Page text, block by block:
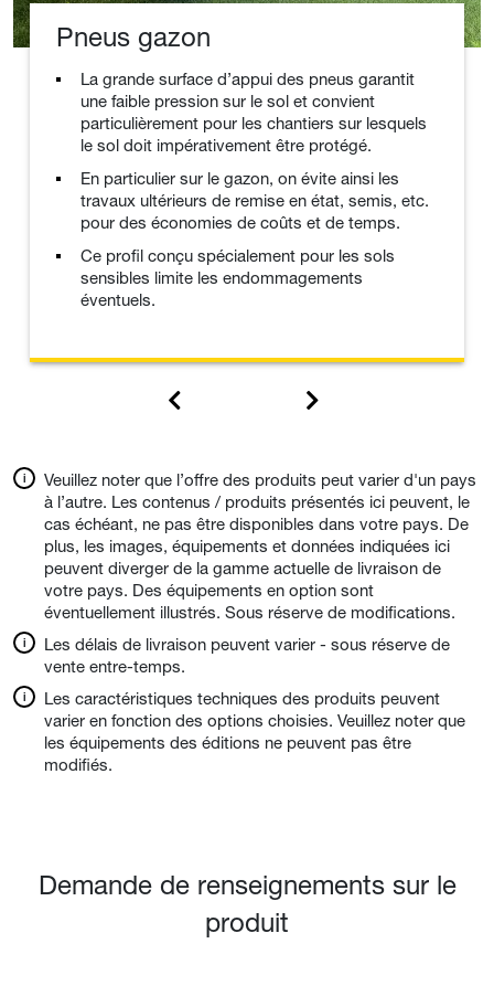
Pneus gazon
La grande surface d’appui des pneus garantit
une faible pression sur le sol et convient
particulièrement pour les chantiers sur lesquels
le sol doit impérativement être protégé.
En particulier sur le gazon, on évite ainsi les
travaux ultérieurs de remise en état, semis, etc.
pour des économies de coûts et de temps.
Ce profil conçu spécialement pour les sols
sensibles limite les endommagements
éventuels.
Veuillez noter que l’offre des produits peut varier d'un pays
à l’autre. Les contenus / produits présentés ici peuvent, le
cas échéant, ne pas être disponibles dans votre pays. De
plus, les images, équipements et données indiquées ici
peuvent diverger de la gamme actuelle de livraison de
votre pays. Des équipements en option sont
éventuellement illustrés. Sous réserve de modifications.
Les délais de livraison peuvent varier - sous réserve de
vente entre-temps.
Les caractéristiques techniques des produits peuvent
varier en fonction des options choisies. Veuillez noter que
les équipements des éditions ne peuvent pas être
modifiés.
Demande de renseignements sur le
produit